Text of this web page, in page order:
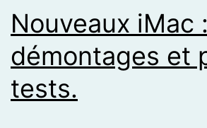
Nouveaux iMac :
démontages et
tests.